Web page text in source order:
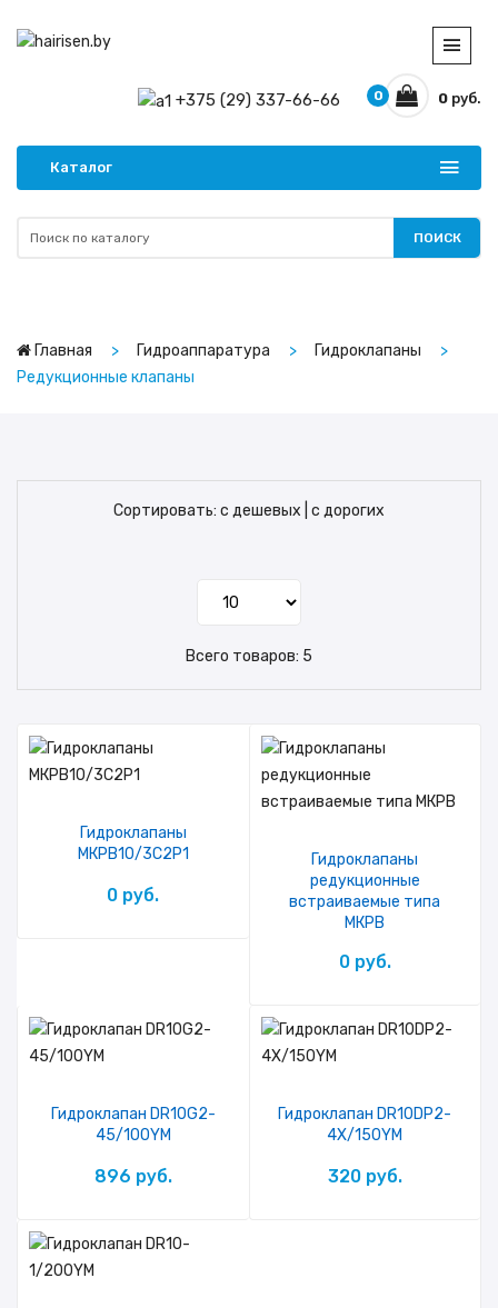
+375 (29) 337-66-66 0 руб.
0
Каталог
ПОИСК
Главная Гидроаппаратура
Гидроклапаны
Редукционные клапаны
Сортировать: с дешевых с дорогих
Всего товаров: 5
Гидроклапаны
МКРВ10/3C2P1
0 руб.
Гидроклапаны
редукционные
встраиваемые типа
МКРВ
0 руб.
Гидроклапан DR10G2-
45/100YM
896 руб.
Гидроклапан DR10DP2-
4X/150YM
320 руб.